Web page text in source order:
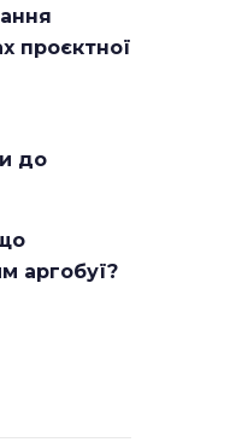
проєктної
до
аргобуї?